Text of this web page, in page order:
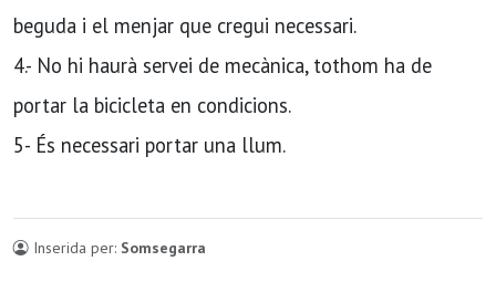
beguda i el menjar que cregui necessari.
4.- No hi haurà servei de mecànica, tothom ha de
portar la bicicleta en condicions.
5- És necessari portar una llum.
Inserida per: Somsegarra